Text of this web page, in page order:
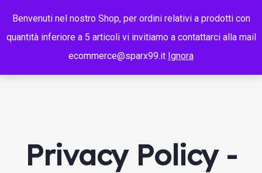
Privacy Policy -
Benvenuti nel nostro Shop, per ordini relativi a prodotti con
quantità inferiore a 5 articoli vi invitiamo a contattarci alla mail
ecommerce@sparx99.it Ignora